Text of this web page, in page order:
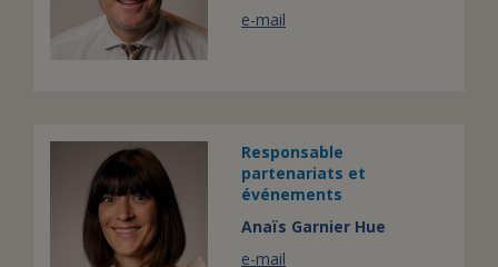
e-mail
Responsable
partenariats et
événements
Anaïs Garnier Hue
e-mail